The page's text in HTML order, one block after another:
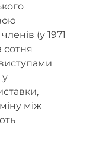
(у 1971
сотня
у
між